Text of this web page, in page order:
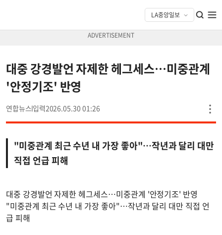
대중 강경발언 자제한 헤그세스…미중관계
'안정기조' 반영
연합뉴스 2026.05.30 01:26
"미중관계 최근 수년 내 가장 좋아"…작년과 달리 대만
직접 언급 피해
대중 강경발언 자제한 헤그세스…미중관계 '안정기조' 반영
"미중관계 최근 수년 내 가장 좋아"…작년과 달리 대만 직접 언
급 피해